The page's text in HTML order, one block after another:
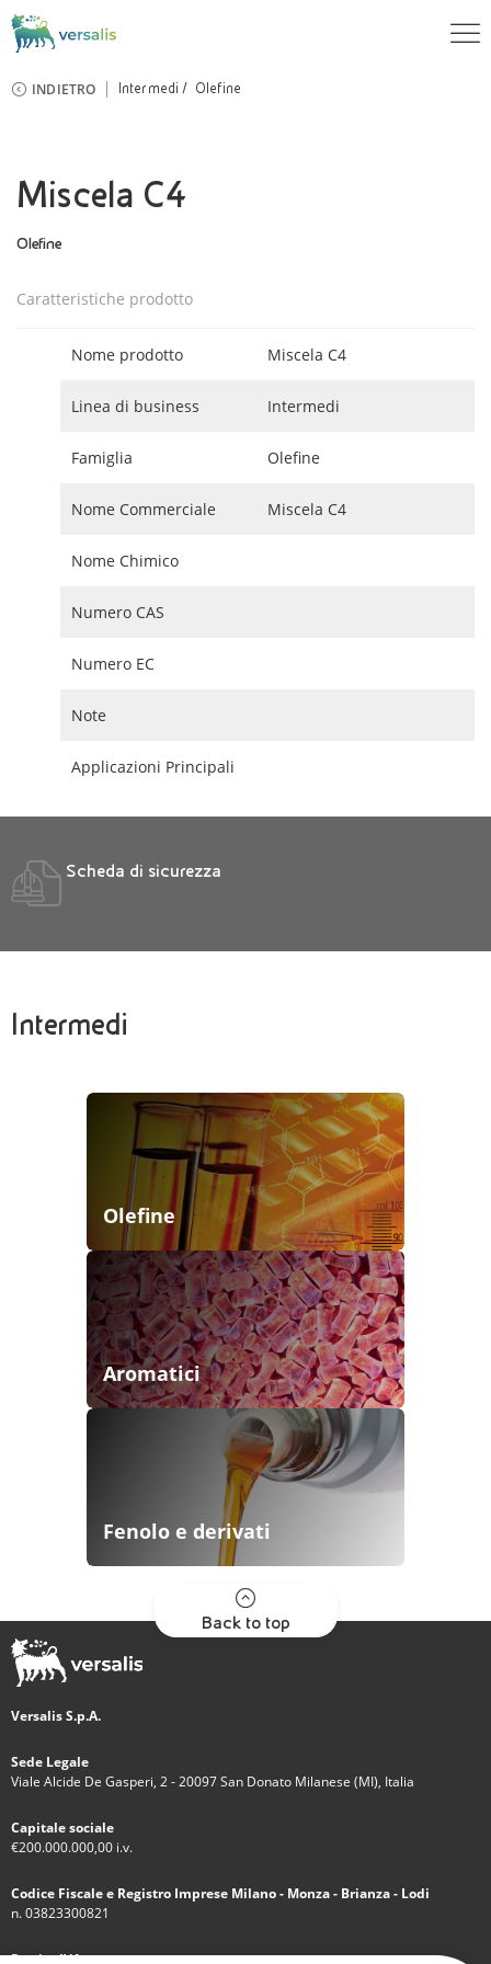
INDIETRO Intermedi Olefine
Miscela C4
Olefine
Caratteristiche prodotto
Nome prodotto Miscela C4
Linea di business Intermedi
Famiglia Olefine
Nome Commerciale Miscela C4
Nome Chimico
Numero CAS
Numero EC
Note
Applicazioni Principali
Scheda di sicurezza
Intermedi
Olefine
Aromatici
Fenolo e derivati
Back to top
Versalis S.p.A.
Sede Legale
Viale Alcide De Gasperi, 2 - 20097 San Donato Milanese (MI), Italia
Capitale sociale
€200.000.000,00 i.v.
Codice Fiscale e Registro Imprese Milano - Monza - Brianza - Lodi
n. 03823300821
Partita IVA